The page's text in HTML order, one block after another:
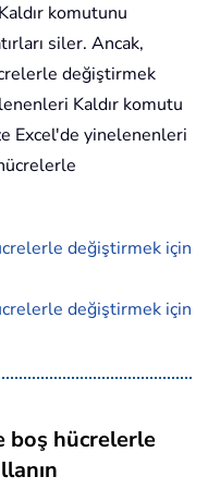
komutunu
siler. Ancak,
değiştirmek
Kaldır komutu
Excel'de yinelenenleri
değiştirmek için
değiştirmek için
boş hücrelerle